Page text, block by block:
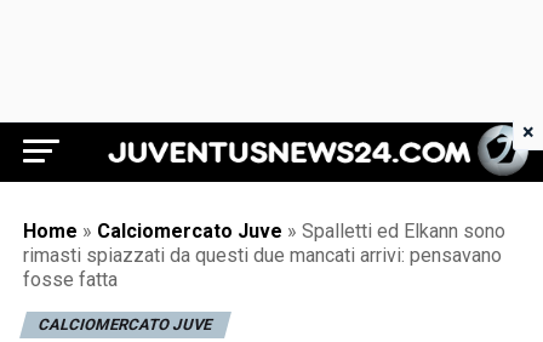
Juventus News 24
Home » Calciomercato Juve » Spalletti ed Elkann sono
rimasti spiazzati da questi due mancati arrivi: pensavano
fosse fatta
CALCIOMERCATO JUVE
×